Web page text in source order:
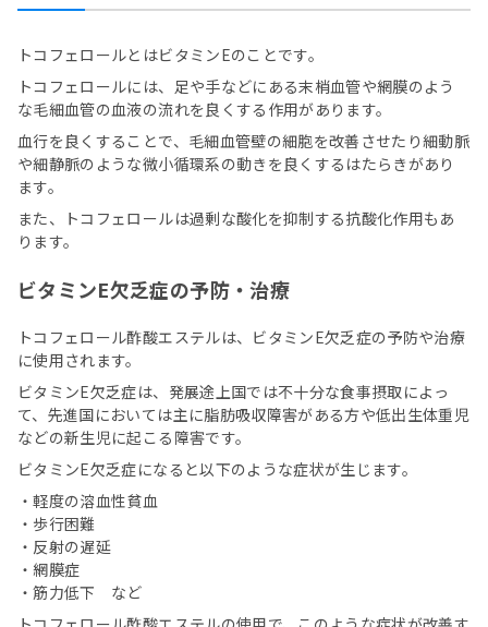
トコフェロールとはビタミンEのことです。
トコフェロールには、足や手などにある末梢血管や網膜のよう
な毛細血管の血液の流れを良くする作用があります。
血行を良くすることで、毛細血管壁の細胞を改善させたり細動脈
や細静脈のような微小循環系の動きを良くするはたらきがあり
ます。
また、トコフェロールは過剰な酸化を抑制する抗酸化作用もあ
ります。
ビタミンE欠乏症の予防・治療
トコフェロール酢酸エステルは、ビタミンE欠乏症の予防や治療
に使用されます。
ビタミンE欠乏症は、発展途上国では不十分な食事摂取によっ
て、先進国においては主に脂肪吸収障害がある方や低出生体重児
などの新生児に起こる障害です。
ビタミンE欠乏症になると以下のような症状が生じます。
・軽度の溶血性貧血
・歩行困難
・反射の遅延
・網膜症
・筋力低下 など